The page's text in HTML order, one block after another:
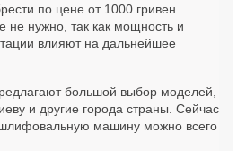
по цене от 1000 гривен.
не нужно, так как мощность и
влияют на дальнейшее
большой выбор моделей,
и другие города страны. Сейчас
шлифовальную машину можно всего